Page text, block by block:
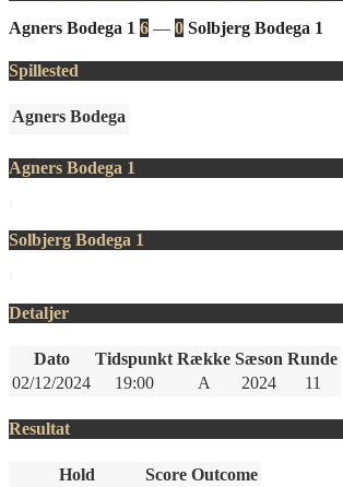
Agners Bodega 1 6 — 0 Solbjerg Bodega 1
Spillested
Agners Bodega
Agners Bodega 1
Solbjerg Bodega 1
Detaljer
Dato Tidspunkt Række Sæson Runde
02/12/2024
19:00 A 2024 11
Resultat
Hold Score Outcome